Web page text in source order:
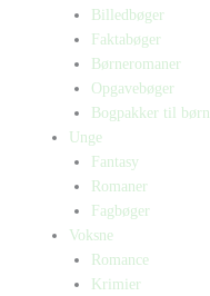
Billedbøger
Faktabøger
Børneromaner
Opgavebøger
Bogpakker til børn
Unge
Fantasy
Romaner
Fagbøger
Voksne
Romance
Krimier